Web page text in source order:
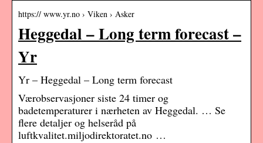
https:// www.yr.no › Viken › Asker
Heggedal – Long term forecast –
Yr
Yr – Heggedal – Long term forecast
Værobservasjoner siste 24 timer og
badetemperaturer i nærheten av Heggedal. … Se
flere detaljer og helseråd på
luftkvalitet.miljodirektoratet.no …